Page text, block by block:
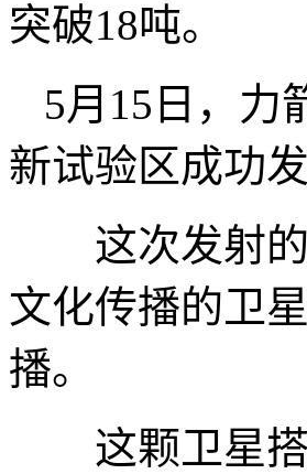
突破18吨。
5月15日，力
新试验区成功
这次发射的5
文化传播的卫
播。
这颗卫星搭